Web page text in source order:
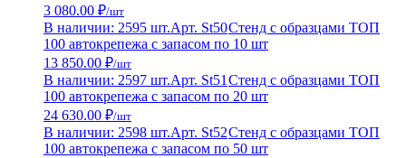
3 080.00 ₽/шт
В наличии: 2595 шт.Арт. St50Стенд с образцами ТОП
100 автокрепежа с запасом по 10 шт
13 850.00 ₽/шт
В наличии: 2597 шт.Арт. St51 Стенд с образцами ТОП
100 автокрепежа с запасом по 20 шт
24 630.00 ₽/шт
В наличии: 2598 шт.Арт. St52Стенд с образцами ТОП
100 автокрепежа с запасом по 50 шт